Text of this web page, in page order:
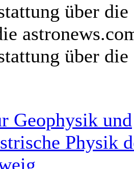
über die
über die
Geophysik und
Physik